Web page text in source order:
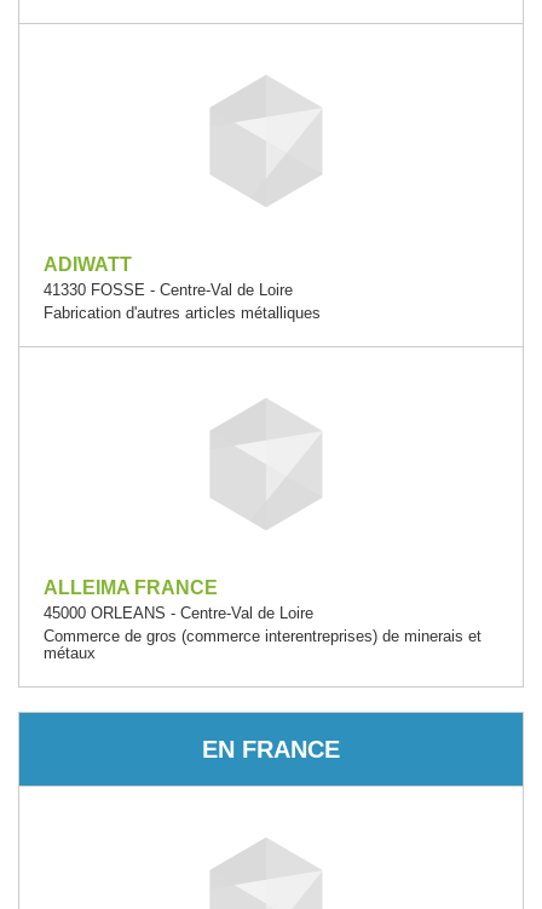
ADIWATT
41330 FOSSE - Centre-Val de Loire
Fabrication d'autres articles métalliques
ALLEIMA FRANCE
45000 ORLEANS - Centre-Val de Loire
Commerce de gros (commerce interentreprises) de minerais et
métaux
EN FRANCE